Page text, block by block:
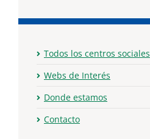
Todos los centros sociales
Webs de Interés
Donde estamos
Contacto